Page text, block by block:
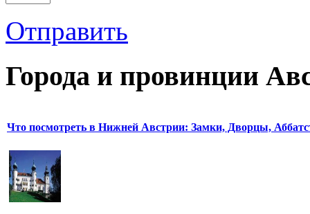
Отправить
Города и провинции
Что посмотреть в Нижней Австрии: Замки, Дворцы,